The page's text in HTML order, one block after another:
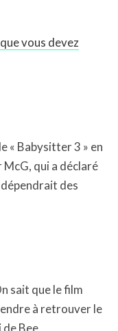
vous devez
« Babysitter 3 » en
qui a déclaré
des
sait que le film
à retrouver le
Bee.